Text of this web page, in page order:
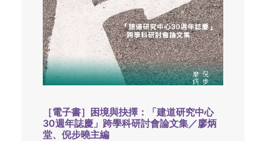
［電子書］困境與抉擇：「建道研究中心
30週年誌慶」跨學科研討會論文集／廖炳
堂、倪步曉主編